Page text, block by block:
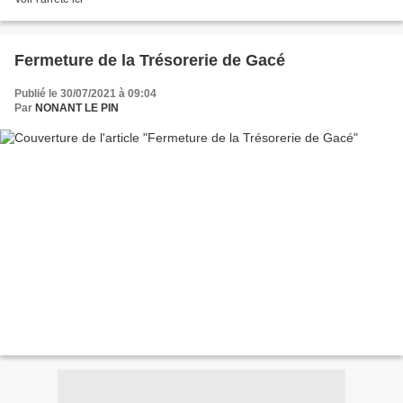
Fermeture de la Trésorerie de Gacé
Publié le 30/07/2021 à 09:04
Par NONANT LE PIN